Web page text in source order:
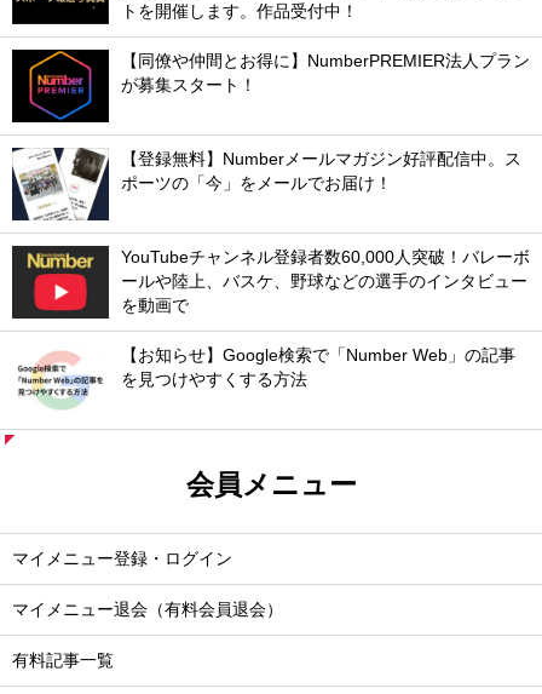
トを開催します。作品受付中！
【同僚や仲間とお得に】NumberPREMIER法人プラン
が募集スタート！
【登録無料】Numberメールマガジン好評配信中。ス
ポーツの「今」をメールでお届け！
YouTubeチャンネル登録者数60,000人突破！バレーボ
ールや陸上、バスケ、野球などの選手のインタビュー
を動画で
【お知らせ】Google検索で「Number Web」の記事
を見つけやすくする方法
会員メニュー
マイメニュー登録・ログイン
マイメニュー退会（有料会員退会）
有料記事一覧